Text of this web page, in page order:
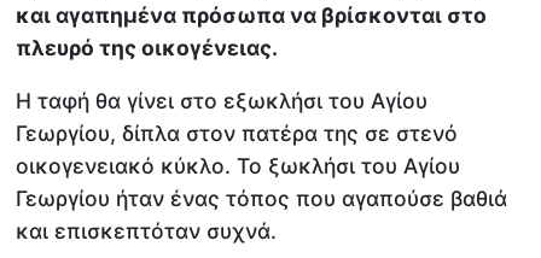
και αγαπημένα πρόσωπα να βρίσκονται στο
πλευρό της οικογένειας.
H ταφή θα γίνει στο εξωκλήσι του Αγίου
Γεωργίου, δίπλα στον πατέρα της σε στενό
οικογενειακό κύκλο. Το ξωκλήσι του Αγίου
Γεωργίου ήταν ένας τόπος που αγαπούσε βαθιά
και επισκεπτόταν συχνά.